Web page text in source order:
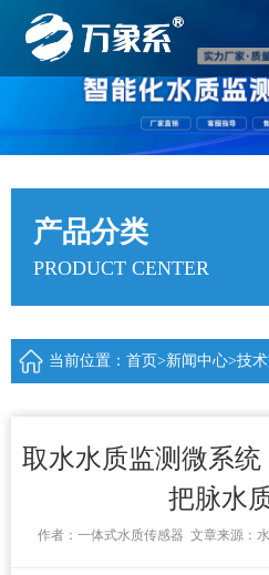
产品分类
PRODUCT CENTER
当前位置： 首页>新闻中心>技
取水水质监测微系
把脉水
作者： 一体式水质传感器 文章来源：